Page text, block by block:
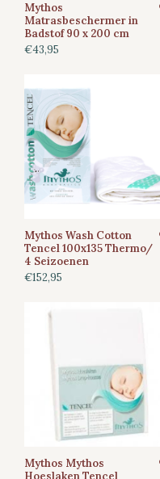
Mythos
Matrasbeschermer in
Badstof 90 x 200 cm
€43,95
Mythos Wash Cotton
Tencel 100x135 Thermo/
4 Seizoenen
€152,95
Mythos Mythos
Hoeslaken Tencel